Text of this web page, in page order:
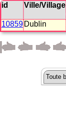
id
Ville/Village
10859 Dublin